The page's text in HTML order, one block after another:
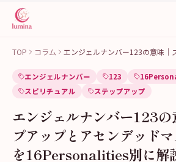
TOP コラム エンジェルナンバー123の意味｜
エンジェルナンバー 123
スピリチュアル
ステップアップ
エンジェルナンバー123の
プアップとアセンデッド
を16Personalities別に解